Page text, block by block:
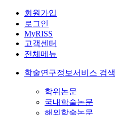
회원가입
로그인
MyRISS
고객센터
전체메뉴
학술연구정보서비스 검색
학위논문
국내학술논문
해외학술논문